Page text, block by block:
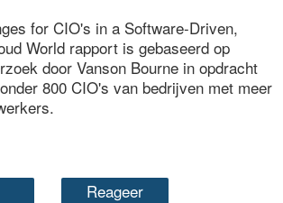
for CIO's in a Software-Driven,
World rapport is gebaseerd op
door Vanson Bourne in opdracht
800 CIO's van bedrijven met meer
Reageer